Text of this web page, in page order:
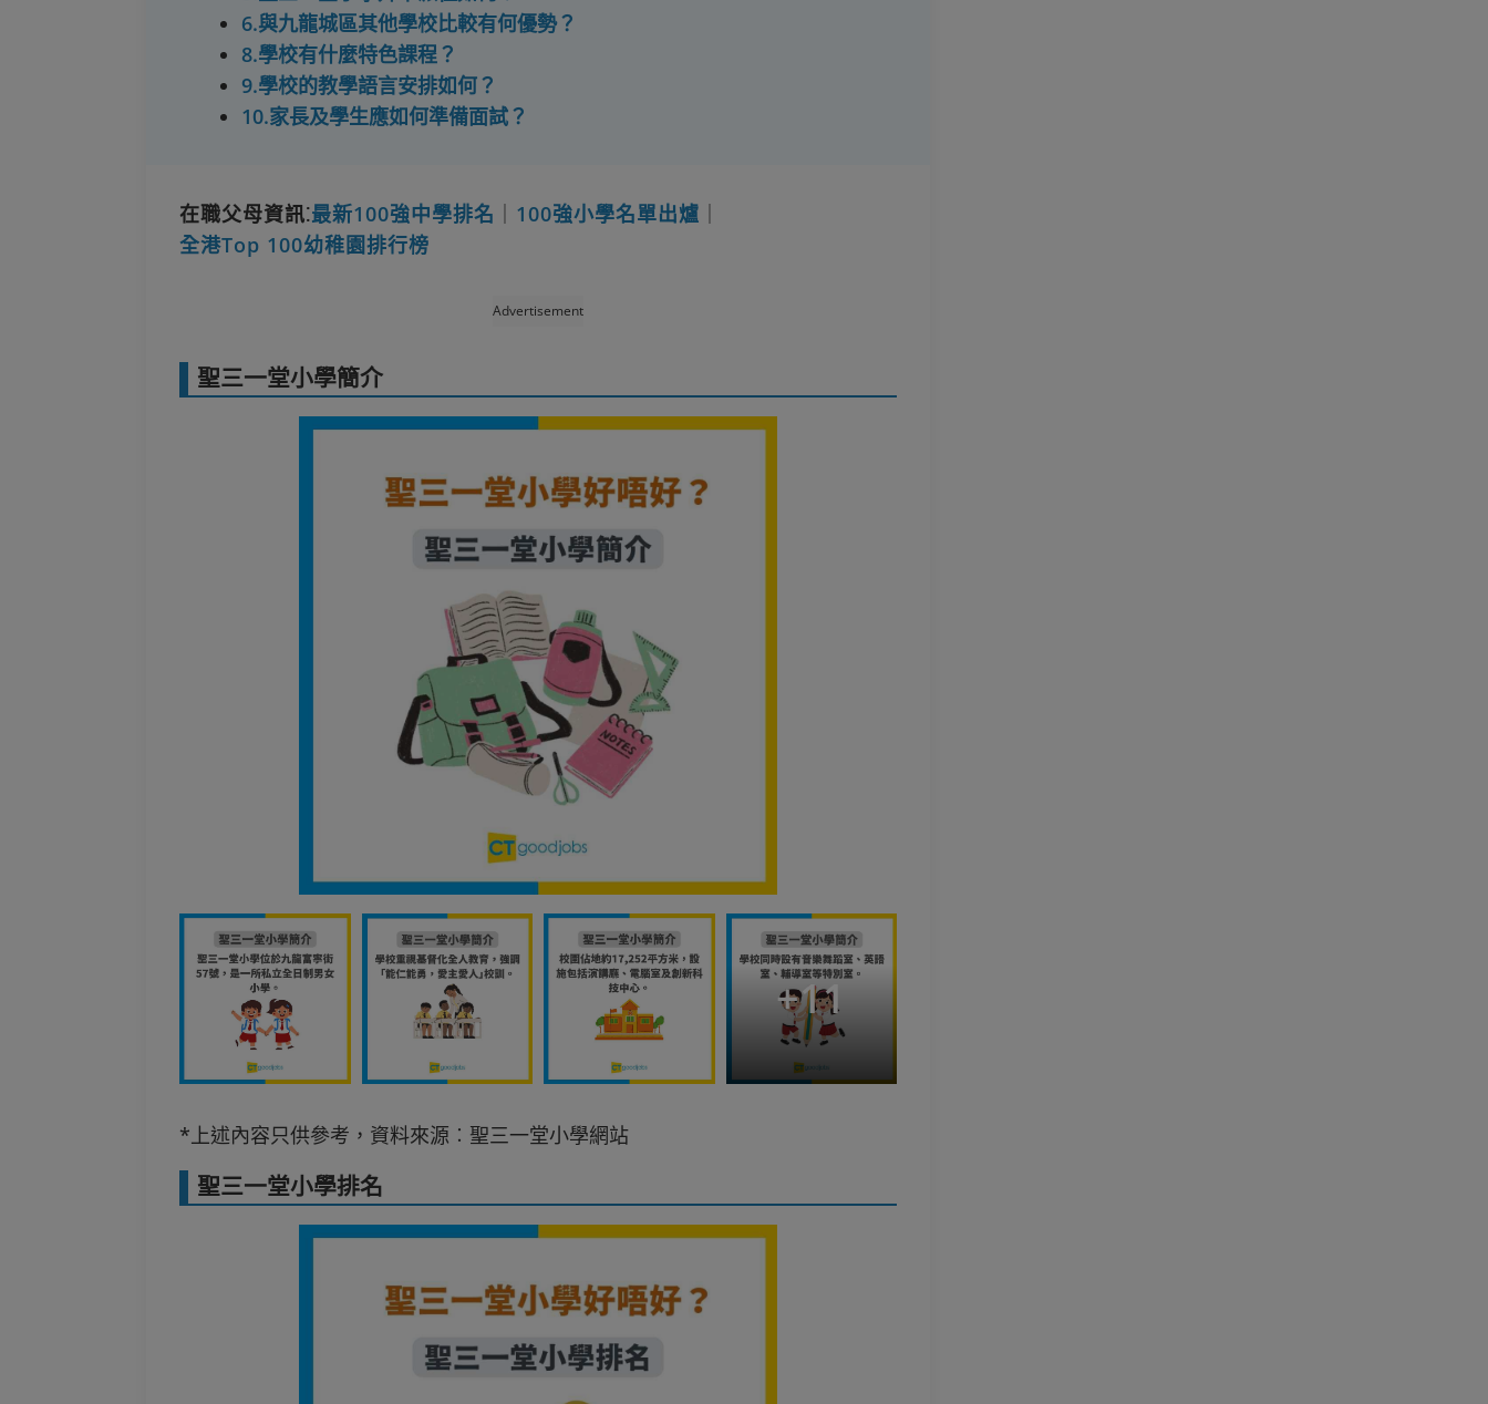
6.與九龍城區其他學校比較有何優勢？
8.學校有什麼特色課程？
9.學校的教學語言安排如何？
10.家長及學生應如何準備面試？
在職父母資訊⁚最新100強中學排名 100強小學名單出爐
全港Top 100幼稚園排行榜
Advertisement
聖三一堂小學簡介
+11
*上述內容只供參考，資料來源︰聖三一堂小學網站
聖三一堂小學排名